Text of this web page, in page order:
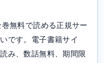
無料で読める正規サー
です。電子書籍サイ
み、数話無料、期間限